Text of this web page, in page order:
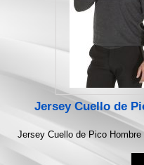
Jersey Cuello de
Jersey Cuello de Pico